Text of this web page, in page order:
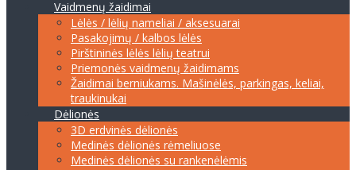
Vaidmenų žaidimai
Lėlės / lėlių nameliai / aksesuarai
Pasakojimų / kalbos lėlės
Pirštininės lėlės lėlių teatrui
Priemonės vaidmenų žaidimams
Žaidimai berniukams. Mašinėlės, parkingas, keliai,
traukinukai
Dėlionės
3D erdvinės dėlionės
Medinės dėlionės rėmeliuose
Medinės dėlionės su rankenėlėmis